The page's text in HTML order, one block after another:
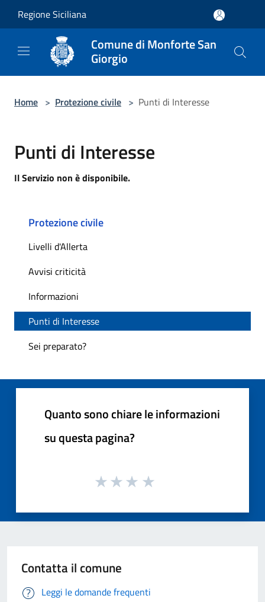
Regione Siciliana
Comune di Monforte San
Giorgio
Home > Protezione civile > Punti di Interesse
Punti di Interesse
Il Servizio non è disponibile.
Protezione civile
Livelli d'Allerta
Avvisi criticità
Informazioni
Punti di Interesse
Sei preparato?
Quanto sono chiare le informazioni
su questa pagina?
Contatta il comune
Leggi le domande frequenti